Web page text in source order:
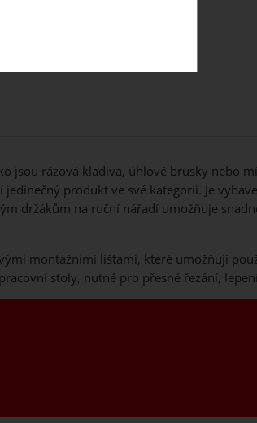
jsou rázová kladiva, úhlové brusky nebo
produkt ve své kategorii. Je
držákům na ruční nářadí umožňuje
montážními lištami, které umožňují
stoly, nutné pro přesné řezání,